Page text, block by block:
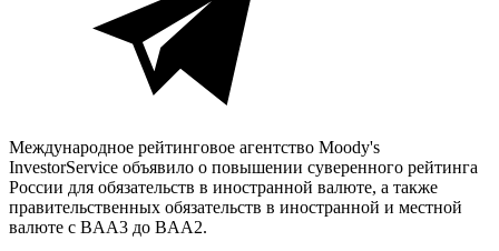
Международное рейтинговое агентство Moody's
InvestorService объявило о повышении суверенного рейтинга
России для обязательств в иностранной валюте, а также
правительственных обязательств в иностранной и местной
валюте с BAA3 до BAA2.